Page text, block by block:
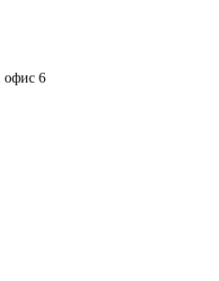
офис 6